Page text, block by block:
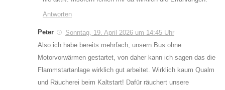
Antworten
Peter
Sonntag, 19. April 2026 um 14:45 Uhr
Also ich habe bereits mehrfach, unsern Bus ohne
Motorvorwärmen gestartet, von daher kann ich sagen das die
Flammstartanlage wirklich gut arbeitet. Wirklich kaum Qualm
und Räucherei beim Kaltstart! Dafür räuchert unsere